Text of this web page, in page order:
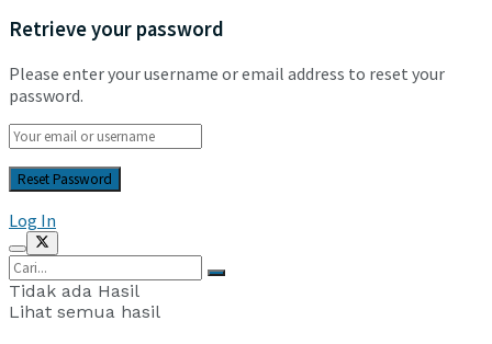
Retrieve your password
Please enter your username or email address to reset your
password.
Log In
Tidak ada Hasil
Lihat semua hasil